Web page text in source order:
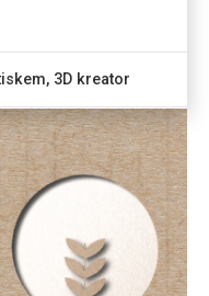
3D kreator